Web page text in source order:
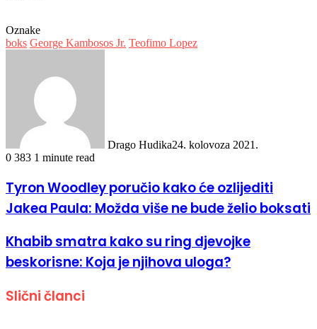
Oznake
boks George Kambosos Jr. Teofimo Lopez
Drago Hudika24. kolovoza 2021.
0 383 1 minute read
Tyron Woodley poručio kako će ozlijediti
Jakea Paula: Možda više ne bude želio boksati
Khabib smatra kako su ring djevojke
beskorisne: Koja je njihova uloga?
Slični članci